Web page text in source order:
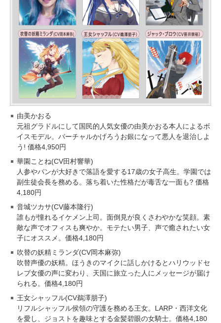
由美かおる
元祖グラドルにして国民的人気女優の由美かおる本人によるボ
イスモデル。バーチャルかげろうお銀になって悪人を退治しよ
う! 価格4,950円
華園ことね(CV田村響華)
人参やパンが大好きで落語を愛する17歳の女子高生。学園では
副生徒会長を務める。落ち着いた性格だが毒舌な一面も? 価格
4,180円
音城ツカサ(CV藤本隆行)
誰もが憧れるイケメン上司。面倒見が良くさわやかな笑顔。素
敵な声でオフィスも爽やか。モテたい男子、声で癒されたい女
子にオススメ。価格4,180円
吹替の妖精ミランダ(CV岡本麻弥)
吹替声優の妖精。ほうきのマイクに話しかけるとハリウッドセ
レブ女優の声に変わり、天国に旅立った人にメッセージが届け
られる。価格4,180円
王女シャッフル(CV鵜澤朋子)
リフルシャッフル侯領の守護を務める王女。LARP・西洋文化
を愛し、ジョストを趣味とする金髪碧眼の女騎士。価格4,180